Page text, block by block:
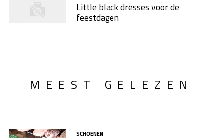
Little black dresses voor de
feestdagen
MEEST GELEZEN
SCHOENEN